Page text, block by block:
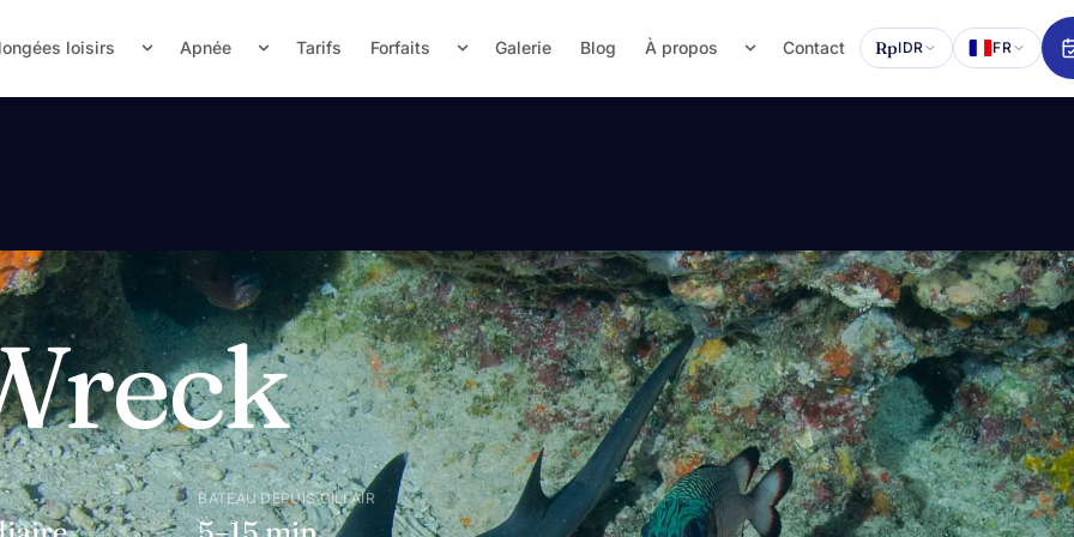
loisirs Apnée Tarifs Forfaits Galerie Blog À propos Contact RpIDR FR
BATEAU DEPUIS GILI AIR